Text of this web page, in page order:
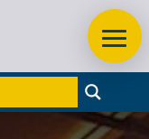
MILLESIME